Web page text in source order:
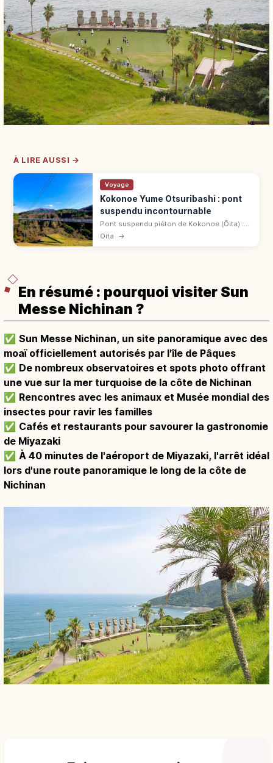
À LIRE AUSSI →
Voyage
Kokonoe Yume Otsuribashi : pont
suspendu incontournable
Pont suspendu piéton de Kokonoe (Ōita) :
390 m de long, 173 m au-dessus de la
Oita →
En résumé : pourquoi visiter Sun
Messe Nichinan ?
✅ Sun Messe Nichinan, un site panoramique avec des
moaï officiellement autorisés par l'île de Pâques
✅ De nombreux observatoires et spots photo offrant
une vue sur la mer turquoise de la côte de Nichinan
✅ Rencontres avec les animaux et Musée mondial des
insectes pour ravir les familles
✅ Cafés et restaurants pour savourer la gastronomie
de Miyazaki
✅ À 40 minutes de l'aéroport de Miyazaki, l'arrêt idéal
lors d'une route panoramique le long de la côte de
Nichinan